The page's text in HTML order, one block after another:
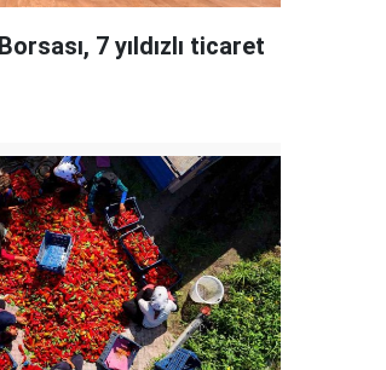
7 yıldızlı ticaret